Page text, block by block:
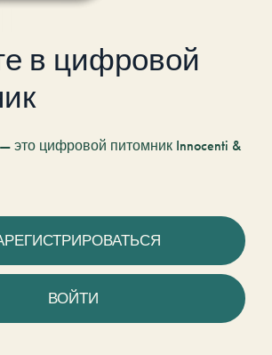
в цифровой
— это цифровой питомник Innocenti &
ВОЙТИ